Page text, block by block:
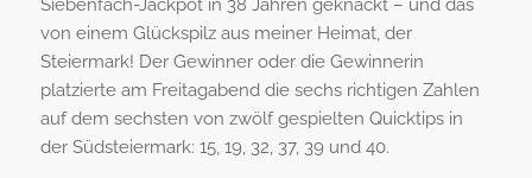
Siebenfach-Jackpot in 38 Jahren geknackt – und das
von einem Glückspilz aus meiner Heimat, der
Steiermark! Der Gewinner oder die Gewinnerin
platzierte am Freitagabend die sechs richtigen Zahlen
auf dem sechsten von zwölf gespielten Quicktips in
der Südsteiermark: 15, 19, 32, 37, 39 und 40.